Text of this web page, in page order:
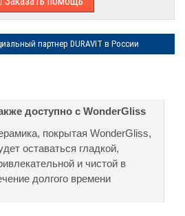
партнер DURAVIT в России
доступно с WonderGliss
покрытая WonderGliss,
оставаться гладкой,
и чистой в
долгого времени